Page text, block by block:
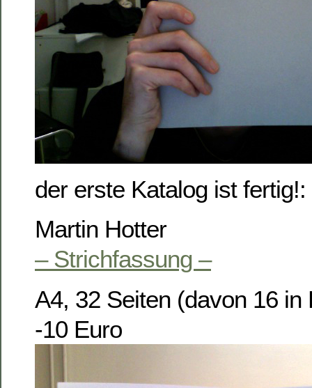
der erste Katalog ist fertig!:
Martin Hotter
– Strichfassung –
A4, 32 Seiten (davon 16 in
-10 Euro